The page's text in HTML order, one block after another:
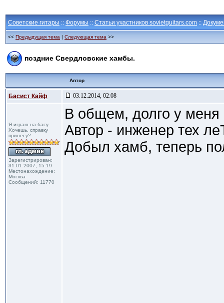
Советские гитары :: Форумы :: Статьи участников sovietguitars.com ::
<< Предыдущая тема | Следующая тема >>
поздние Свердловские хамбы.
Автор
Басист Кайф 03.12.2014, 02:08
Я играю на басу.
Хочешь, справку
принесу?
Зарегистрирован:
31.01.2007, 15:19
Местонахождение:
Москва
Сообщений: 11770
В общем, долго у
Автор - инженер тех
Добыл хамб, теперь